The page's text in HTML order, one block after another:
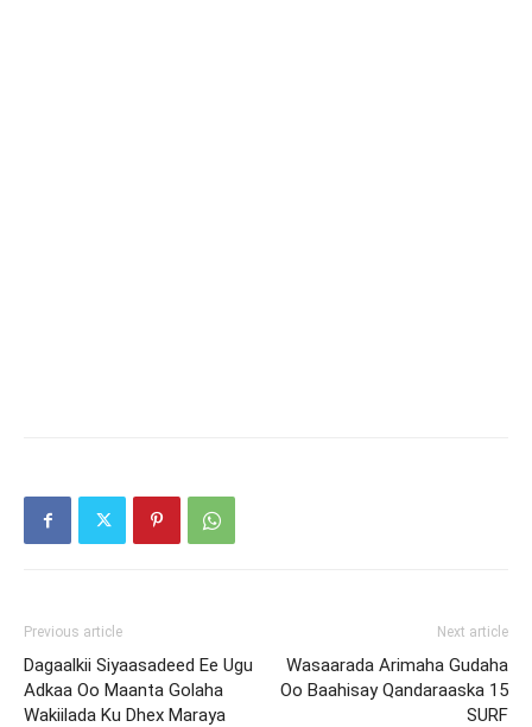
Previous article
Dagaalkii Siyaasadeed Ee Ugu
Adkaa Oo Maanta Golaha
Wakiilada Ku Dhex Maraya
Next article
Wasaarada Arimaha Gudaha
Oo Baahisay Qandaraaska 15
SURF